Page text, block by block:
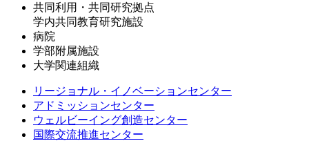
共同利用・共同研究拠点
学内共同教育研究施設
病院
学部附属施設
大学関連組織
リージョナル・イノベーションセンター
アドミッションセンター
ウェルビーイング創造センター
国際交流推進センター